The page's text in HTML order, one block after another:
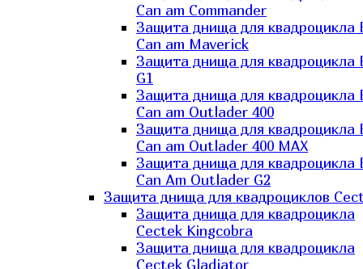
Can am Commander
Защита днища для квадроцикла
Can am Maverick
Защита днища для квадроцикла
G1
Защита днища для квадроцикла
Can am Outlader 400
Защита днища для квадроцикла
Can am Outlader 400 MAX
Защита днища для квадроцикла
Can Аm Outlader G2
Защита днища для квадроциклов
Защита днища для квадроцикла
Cectek Kingcobra
Защита днища для квадроцикла
Cectek Gladiator